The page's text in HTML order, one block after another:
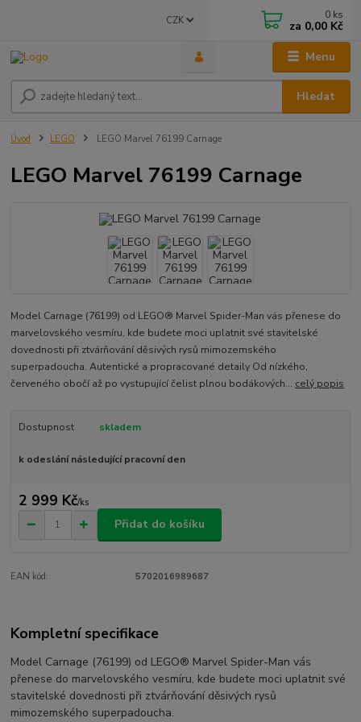
Menu
CZK
Hledat
0 ks
za 0,00 Kč
Úvod LEGO LEGO Marvel 76199 Carnage
LEGO Marvel 76199 Carnage
Model Carnage (76199) od LEGO® Marvel Spider-Man vás přenese do
marvelovského vesmíru, kde budete moci uplatnit své stavitelské
dovednosti při ztvárňování děsivých rysů mimozemského
superpadoucha. Autentické a propracované detaily Od nízkého,
červeného obočí až po vystupující čelist plnou bodákových... celý popis
Dostupnost skladem
k odeslání následující pracovní den
2 999 Kč/ks
Přidat do košíku
EAN kód: 5702016989687
Kompletní specifikace
Model Carnage (76199) od LEGO® Marvel Spider-Man vás
přenese do marvelovského vesmíru, kde budete moci uplatnit své
stavitelské dovednosti při ztvárňování děsivých rysů
mimozemského superpadoucha.